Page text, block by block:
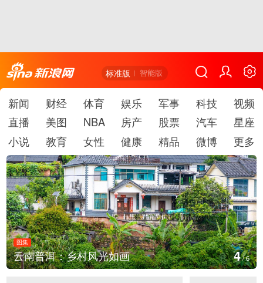
标准版 智能版
新闻 财经 体育 娱乐 军事 科技
视频
直播
美图 NBA 房产 股票 汽车
星座
小说
教育 女性 健康 精品 微博 更多
图集
云南普洱：乡村风光如画 4/6